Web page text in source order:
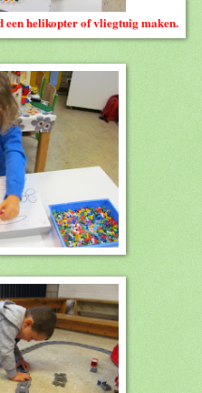
helikopter of vliegtuig maken.